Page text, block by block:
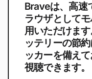
Braveは、高速
ラウザとして
用いただけま
ッテリーの節
ッカーを備え
視聴できます。